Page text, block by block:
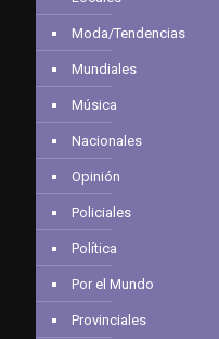
Moda/Tendencias
Mundiales
Música
Nacionales
Opinión
Policiales
Política
Por el Mundo
Provinciales